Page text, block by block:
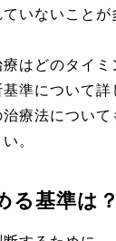
いないことが
はどのタイ
準について詳
療法について
。
る基準は？